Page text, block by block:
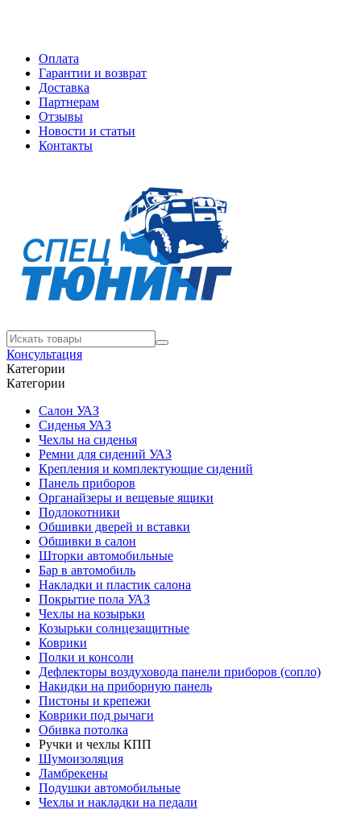
Оплата
Гарантии и возврат
Доставка
Партнерам
Отзывы
Новости и статьи
Контакты
Консультация
Категории
Категории
Салон УАЗ
Сиденья УАЗ
Чехлы на сиденья
Ремни для сидений УАЗ
Крепления и комплектующие сидений
Панель приборов
Органайзеры и вещевые ящики
Подлокотники
Обшивки дверей и вставки
Обшивки в салон
Шторки автомобильные
Бар в автомобиль
Накладки и пластик салона
Покрытие пола УАЗ
Чехлы на козырьки
Козырьки солнцезащитные
Коврики
Полки и консоли
Дефлекторы воздуховода панели приборов (сопло)
Накидки на приборную панель
Пистоны и крепежи
Коврики под рычаги
Обивка потолка
Ручки и чехлы КПП
Шумоизоляция
Ламбрекены
Подушки автомобильные
Чехлы и накладки на педали